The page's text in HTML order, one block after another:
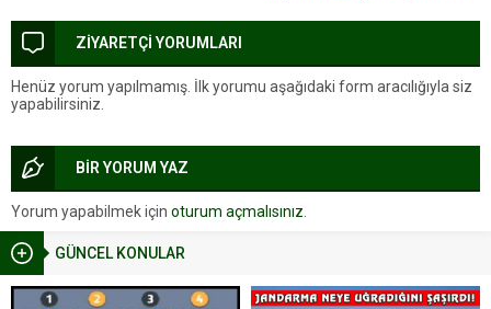
GÜNCEL KONULAR
ZİYARETÇİ YORUMLARI
Henüz yorum yapılmamış. İlk yorumu aşağıdaki form aracılığıyla siz
yapabilirsiniz.
BİR YORUM YAZ
Yorum yapabilmek için oturum açmalısınız.